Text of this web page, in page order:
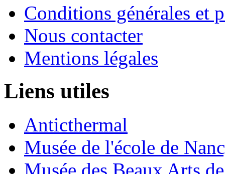
Conditions générales et
Nous contacter
Mentions légales
Liens utiles
Anticthermal
Musée de l'école de